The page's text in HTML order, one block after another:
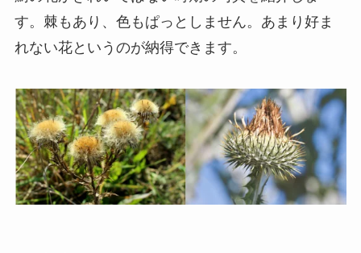
す。棘もあり、色もぱっとしません。あまり好ま
れない花というのが納得できます。